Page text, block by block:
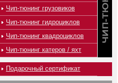
Чип-тюнинг грузовиков
Чип-тюнинг гидроциклов
Чип-тюнинг квадроциклов
Чип-тюнинг катеров / яхт
Подарочный сертификат